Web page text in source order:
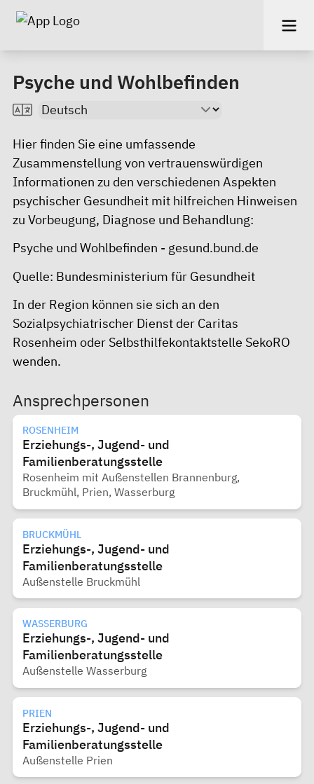
Psyche und Wohlbefinden
Hier finden Sie eine umfassende
Zusammenstellung von vertrauenswürdigen
Informationen zu den verschiedenen Aspekten
psychischer Gesundheit mit hilfreichen Hinweisen
zu Vorbeugung, Diagnose und Behandlung:
Psyche und Wohlbefinden - gesund.bund.de
Quelle: Bundesministerium für Gesundheit
In der Region können sie sich an den
Sozialpsychiatrischer Dienst der Caritas
Rosenheim oder Selbsthilfekontaktstelle SekoRO
wenden.
Ansprechpersonen
ROSENHEIM
Erziehungs-, Jugend- und
Familienberatungsstelle
Rosenheim mit Außenstellen Brannenburg,
Bruckmühl, Prien, Wasserburg
BRUCKMÜHL
Erziehungs-, Jugend- und
Familienberatungsstelle
Außenstelle Bruckmühl
WASSERBURG
Erziehungs-, Jugend- und
Familienberatungsstelle
Außenstelle Wasserburg
PRIEN
Erziehungs-, Jugend- und
Familienberatungsstelle
Außenstelle Prien